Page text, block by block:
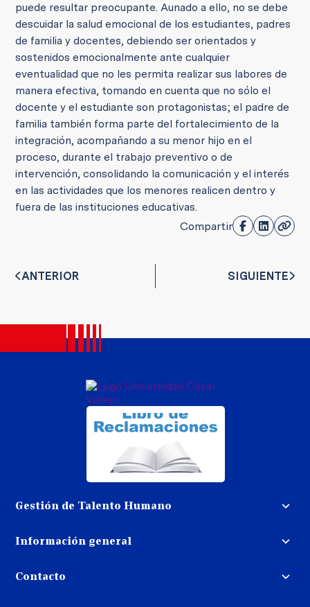
puede resultar preocupante. Aunado a ello, no se debe
descuidar la salud emocional de los estudiantes, padres
de familia y docentes, debiendo ser orientados y
sostenidos emocionalmente ante cualquier
eventualidad que no les permita realizar sus labores de
manera efectiva, tomando en cuenta que no sólo el
docente y el estudiante son protagonistas; el padre de
familia también forma parte del fortalecimiento de la
integración, acompañando a su menor hijo en el
proceso, durante el trabajo preventivo o de
intervención, consolidando la comunicación y el interés
en las actividades que los menores realicen dentro y
fuera de las instituciones educativas.
Compartir
ANTERIOR SIGUIENTE
Gestión de Talento Humano
Trabaja con nosotros
Información general
dinero
Contacto